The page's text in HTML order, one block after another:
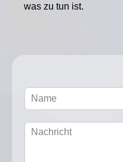
was zu tun ist.
N
eT